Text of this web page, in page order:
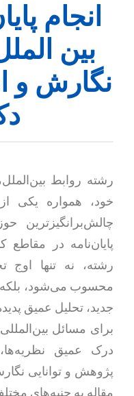
انجام
بین
نگارش و
رشته روابط
خود، همواره یکی
چالش‌برانگیزترین
پایان‌نامه در
رشته، نه تنها اوج
محسوب می‌شود، بلکه
جدید، تحلیل عمیق
برای مسائل
درک عمیق
پژوهش و توانایی
مقاله به جنبه‌های